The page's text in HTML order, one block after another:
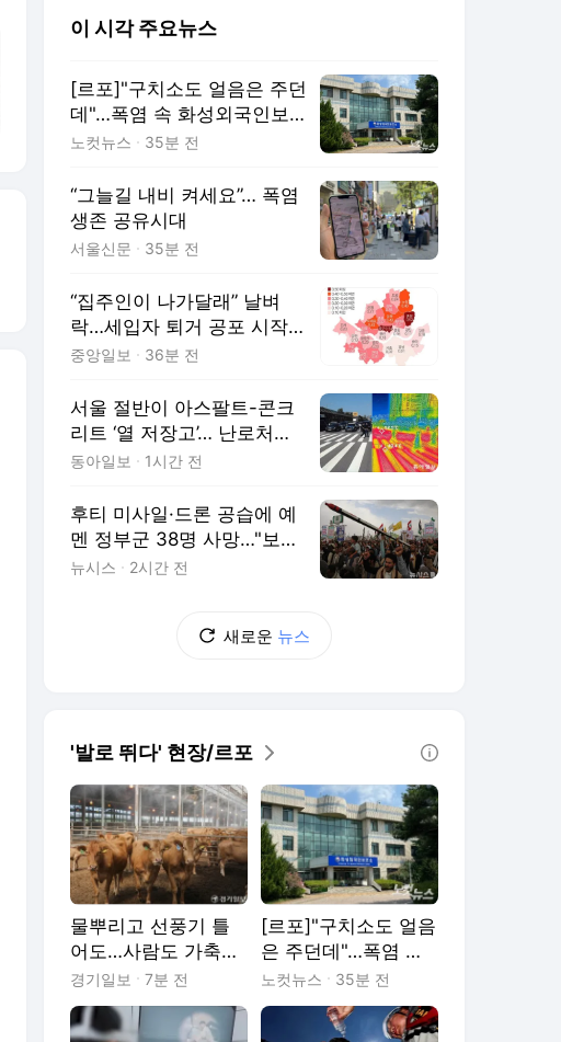
이 시각 주요뉴스
[르포]"구치소도 얼음은 주던
데"…폭염 속 화성외국인보
호소
노컷뉴스 35분 전
“그늘길 내비 켜세요”… 폭염
생존 공유시대
서울신문 35분 전
“집주인이 나가달래” 날벼
락…세입자 퇴거 공포 시작됐
다
중앙일보 36분 전
서울 절반이 아스팔트-콘크
리트 ‘열 저장고’… 난로처럼
공기 데워
동아일보 1시간 전
후티 미사일·드론 공습에 예
멘 정부군 38명 사망…"보복
할 것" 예고(종합)
뉴시스 2시간 전
새로운 뉴스
'발로 뛰다' 현장/르포
물뿌리고 선풍기 틀
어도…사람도 가축도
잡는 극한 폭염 [현장,
그곳&]
경기일보 7분 전
[르포]"구치소도 얼음
은 주던데"…폭염 속
화성외국인보호소
노컷뉴스 35분 전